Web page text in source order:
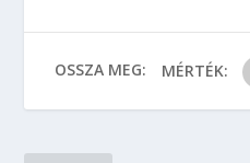
OSSZA MEG: MÉRTÉK: